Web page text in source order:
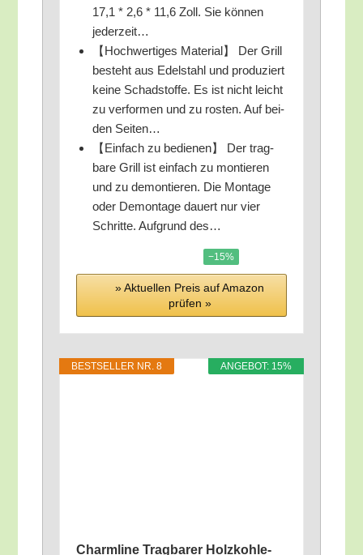
17,1 * 2,6 * 11,6 Zoll. Sie kön­nen
jederzeit…
【Hoch­wer­ti­ges Mate­ri­al】 Der Grill
besteht aus Edel­stahl und pro­du­ziert
kei­ne Schad­stof­fe. Es ist nicht leicht
zu ver­for­men und zu ros­ten. Auf bei­
den Seiten…
【Ein­fach zu bedie­nen】 Der trag­
ba­re Grill ist ein­fach zu mon­tie­ren
und zu demon­tie­ren. Die Mon­ta­ge
oder Demon­ta­ge dau­ert nur vier
Schrit­te. Auf­grund des…
−15%
» Aktu­el­len Preis auf Ama­zon
prü­fen »
ANGE­BOT: 15%
BEST­SEL­LER NR. 8
Charm­li­ne Trag­ba­rer Holz­koh­le­